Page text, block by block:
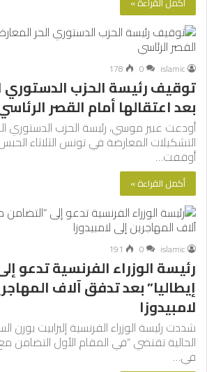
islamic
0
178
توقيف رئيسة الحزب الدستوري
بعد اعتقالها أمام القصر
أودعت عبير موسي، رئيسة الحزب الدستوري
التشكيلات المعارضة في تونس الثلاثاء
أوقفت…
أكمل القراءة »
islamic
0
191
رئيسة الوزراء الفرنسية تدعو
إيطاليا” بعد تدفق آلاف
لامبيدوزا
شددت رئيسة الوزراء الفرنسية إليزابيت بورن
الحالية تقتضي “في المقام الأول التضامن مع
في…